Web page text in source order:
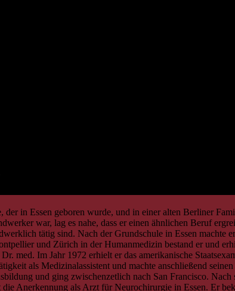
in Essen geboren wurde, und in einer alten Berliner
war, lag es nahe, dass er einen ähnlichen Beruf
tätig sind. Nach der Grundschule in Essen machte
und Zürich in der Humanmedizin bestand er und
med. Im Jahr 1972 erhielt er das amerikanische
als Medizinalassistent und machte anschließend
und ging zwischenzetlich nach San Francisco. Nach
Anerkennung als Arzt für Neurochirurgie in Essen. Er